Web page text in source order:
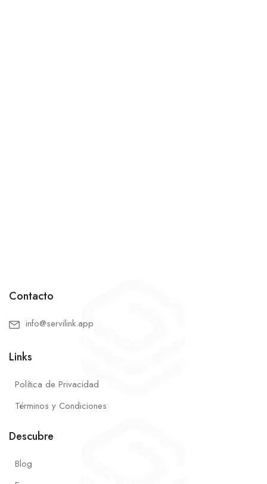
Contacto
info@servilink.app
Links
Política de Privacidad
Términos y Condiciones
Descubre
Blog